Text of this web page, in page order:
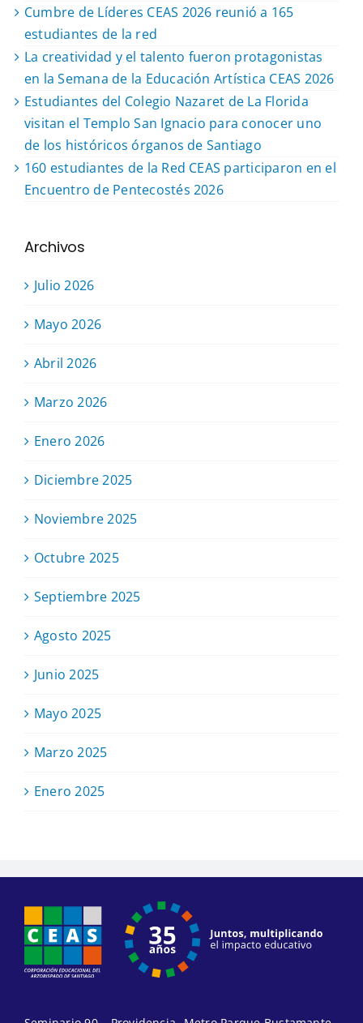
Cumbre de Líderes CEAS 2026 reunió a 165
estudiantes de la red
La creatividad y el talento fueron protagonistas
en la Semana de la Educación Artística CEAS 2026
Estudiantes del Colegio Nazaret de La Florida
visitan el Templo San Ignacio para conocer uno
de los históricos órganos de Santiago
160 estudiantes de la Red CEAS participaron en el
Encuentro de Pentecostés 2026
Archivos
Julio 2026
Mayo 2026
Abril 2026
Marzo 2026
Enero 2026
Diciembre 2025
Noviembre 2025
Octubre 2025
Septiembre 2025
Agosto 2025
Junio 2025
Mayo 2025
Marzo 2025
Enero 2025